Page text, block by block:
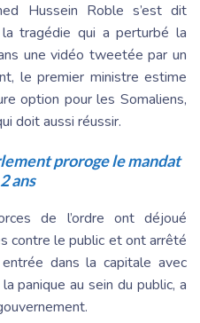
Hussein Roble s’est dit
tragédie qui a perturbé la
une vidéo tweetée par un
le premier ministre estime
option pour les Somaliens,
doit aussi réussir.
proroge le mandat
ans
de l’ordre ont déjoué
contre le public et ont arrêté
dans la capitale avec
panique au sein du public, a